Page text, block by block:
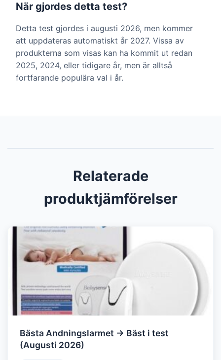
När gjordes detta test?
Detta test gjordes i augusti 2026, men kommer
att uppdateras automatiskt år 2027. Vissa av
produkterna som visas kan ha kommit ut redan
2025, 2024, eller tidigare år, men är alltså
fortfarande populära val i år.
Relaterade
produktjämförelser
Bästa Andningslarmet → Bäst i test
(Augusti 2026)